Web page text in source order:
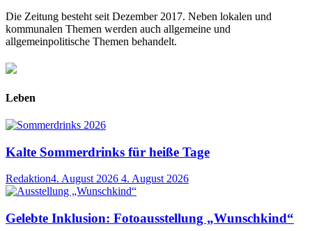
Die Zeitung besteht seit Dezember 2017. Neben lokalen und
kommunalen Themen werden auch allgemeine und
allgemeinpolitische Themen behandelt.
Leben
Kalte Sommerdrinks für heiße Tage
Redaktion4. August 2026 4. August 2026
Gelebte Inklusion: Fotoausstellung „Wunschkind“